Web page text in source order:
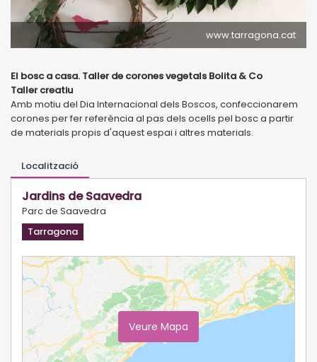
www.tarragona.cat
El bosc a casa. Taller de corones vegetals Bolita & Co
Taller creatiu
Amb motiu del Dia Internacional dels Boscos, confeccionarem
corones per fer referència al pas dels ocells pel bosc a partir
de materials propis d'aquest espai i altres materials.
Localització
Jardins de Saavedra
Parc de Saavedra
Tarragona
Veure Mapa